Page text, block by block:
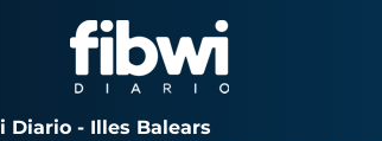
Diario - Illes Balears